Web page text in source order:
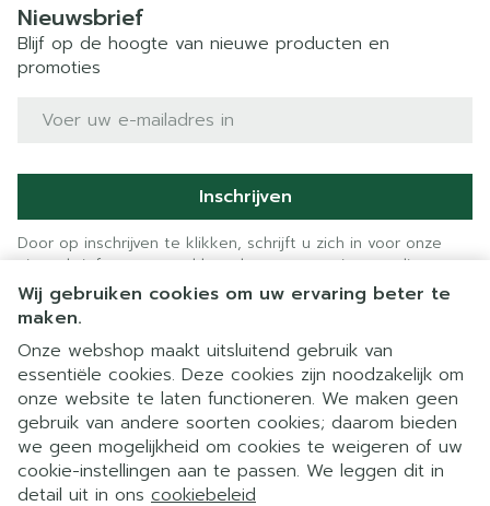
Wij gebruiken cookies om uw ervaring beter te
maken.
Onze webshop maakt uitsluitend gebruik van
essentiële cookies. Deze cookies zijn noodzakelijk om
onze website te laten functioneren. We maken geen
gebruik van andere soorten cookies; daarom bieden
we geen mogelijkheid om cookies te weigeren of uw
cookie-instellingen aan te passen. We leggen dit in
detail uit in ons cookiebeleid
Nieuwsbrief
Blijf op de hoogte van nieuwe producten en
promoties
E-mail adres
Inschrijven
Door op inschrijven te klikken, schrijft u zich in voor onze
nieuwsbrief en gaat u akkoord met onzeprivacy policy.
Juridische links